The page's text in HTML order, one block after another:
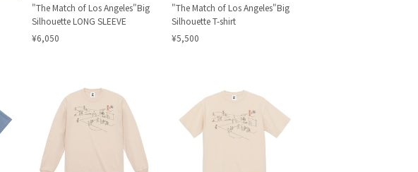
"The Match of Los Angeles"Big
Silhouette LONG SLEEVE
¥6,050
"The Match of Los Angeles"Big
Silhouette T-shirt
¥5,500